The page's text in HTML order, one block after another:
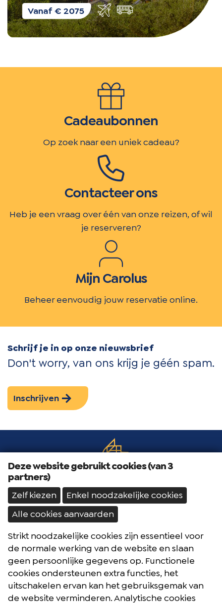
Vanaf € 2075
Vlieg-
en
busreis
Cadeaubonnen
Op zoek naar een uniek cadeau?
Contacteer ons
Heb je een vraag over één van onze reizen, of wil
je reserveren?
Mijn Carolus
Beheer eenvoudig jouw reservatie online.
Schrijf je in op onze nieuwsbrief
Don't worry, van ons krijg je géén spam.
Inschrijven
Brochures
Reisblog
Algemene voorwaarden
Reisverzekering
Deze website gebruikt cookies (van 3
partners)
Zelf kiezen
Enkel noodzakelijke cookies
Alle cookies aanvaarden
Strikt noodzakelijke cookies zijn essentieel voor
de normale werking van de website en slaan
geen persoonlijke gegevens op. Functionele
cookies ondersteunen extra functies, het
uitschakelen ervan kan het gebruiksgemak van
de website verminderen. Analytische cookies